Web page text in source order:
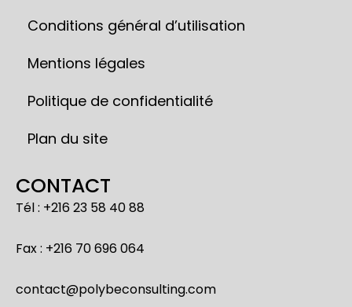
Conditions général d’utilisation
Mentions légales
Politique de confidentialité
Plan du site
CONTACT
Tél : +216 23 58 40 88
Fax : +216 70 696 064
contact@polybeconsulting.com